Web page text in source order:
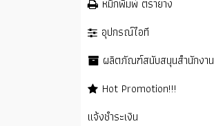
หมึกพิมพ์ ตรายาง
อุปกรณ์ไอที
ผลิตภัณฑ์สนับสนุนสำนักงาน
Hot Promotion!!!
แจ้งชำระเงิน